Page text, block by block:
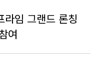
라임 그랜드 론칭
여